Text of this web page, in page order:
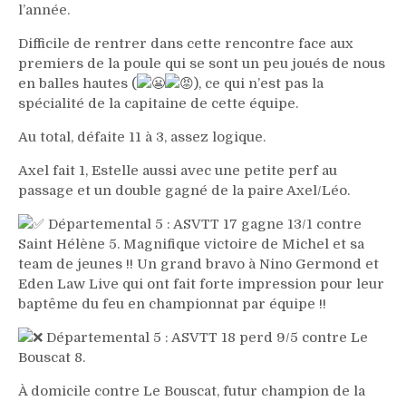
l’année.
Difficile de rentrer dans cette rencontre face aux
premiers de la poule qui se sont un peu joués de nous
en balles hautes (
), ce qui n’est pas la
spécialité de la capitaine de cette équipe.
Au total, défaite 11 à 3, assez logique.
Axel fait 1, Estelle aussi avec une petite perf au
passage et un double gagné de la paire Axel/Léo.
Départemental 5 : ASVTT 17 gagne 13/1 contre
Saint Hélène 5. Magnifique victoire de Michel et sa
team de jeunes !! Un grand bravo à Nino Germond et
Eden Law Live qui ont fait forte impression pour leur
baptême du feu en championnat par équipe !!
Départemental 5 : ASVTT 18 perd 9/5 contre Le
Bouscat 8.
À domicile contre Le Bouscat, futur champion de la